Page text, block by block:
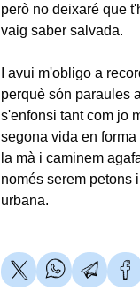
però no deixaré que
vaig saber salvada.
I avui m'obligo a
perquè són paraules
s'enfonsi tant com jo
segona vida en
la mà i caminem
només serem petons
urbana.